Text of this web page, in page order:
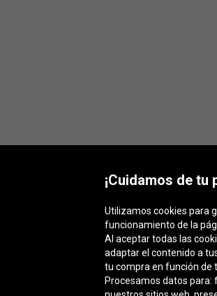
¡Cuidamos de tu
Utilizamos cookies para
funcionamiento de la
Al aceptar todas las
adaptar el contenido a
tu compra en función de
Procesamos datos para: